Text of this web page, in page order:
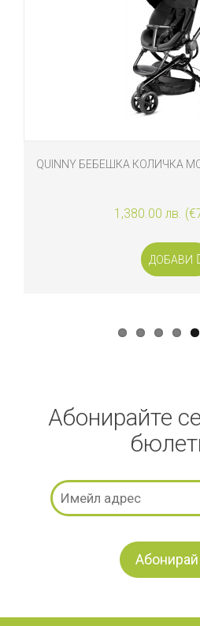
QUINNY БЕБЕШКА КОЛИЧКА
1,380.00 лв.
ДОБАВИ
Абонирайте